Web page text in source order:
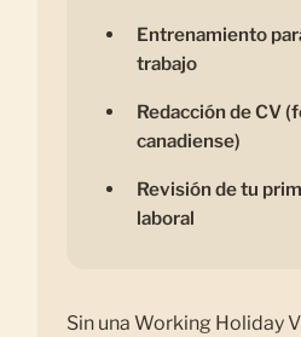
Entrenamiento
trabajo
Redacción de CV
canadiense)
Revisión de tu
laboral
Sin una Working Holiday